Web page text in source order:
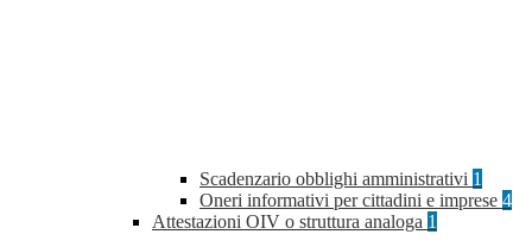
Scadenzario obblighi amministrativi 1
Oneri informativi per cittadini e imprese 4
Attestazioni OIV o struttura analoga 1